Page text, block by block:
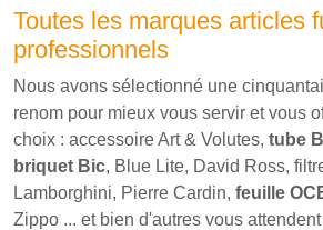
Toutes les marques articles
professionnels
Nous avons sélectionné une
renom pour mieux vous servir et vous
choix : accessoire Art & Volutes, tube
briquet Bic, Blue Lite, David Ross,
Lamborghini, Pierre Cardin, feuille
Zippo ... et bien d'autres vous